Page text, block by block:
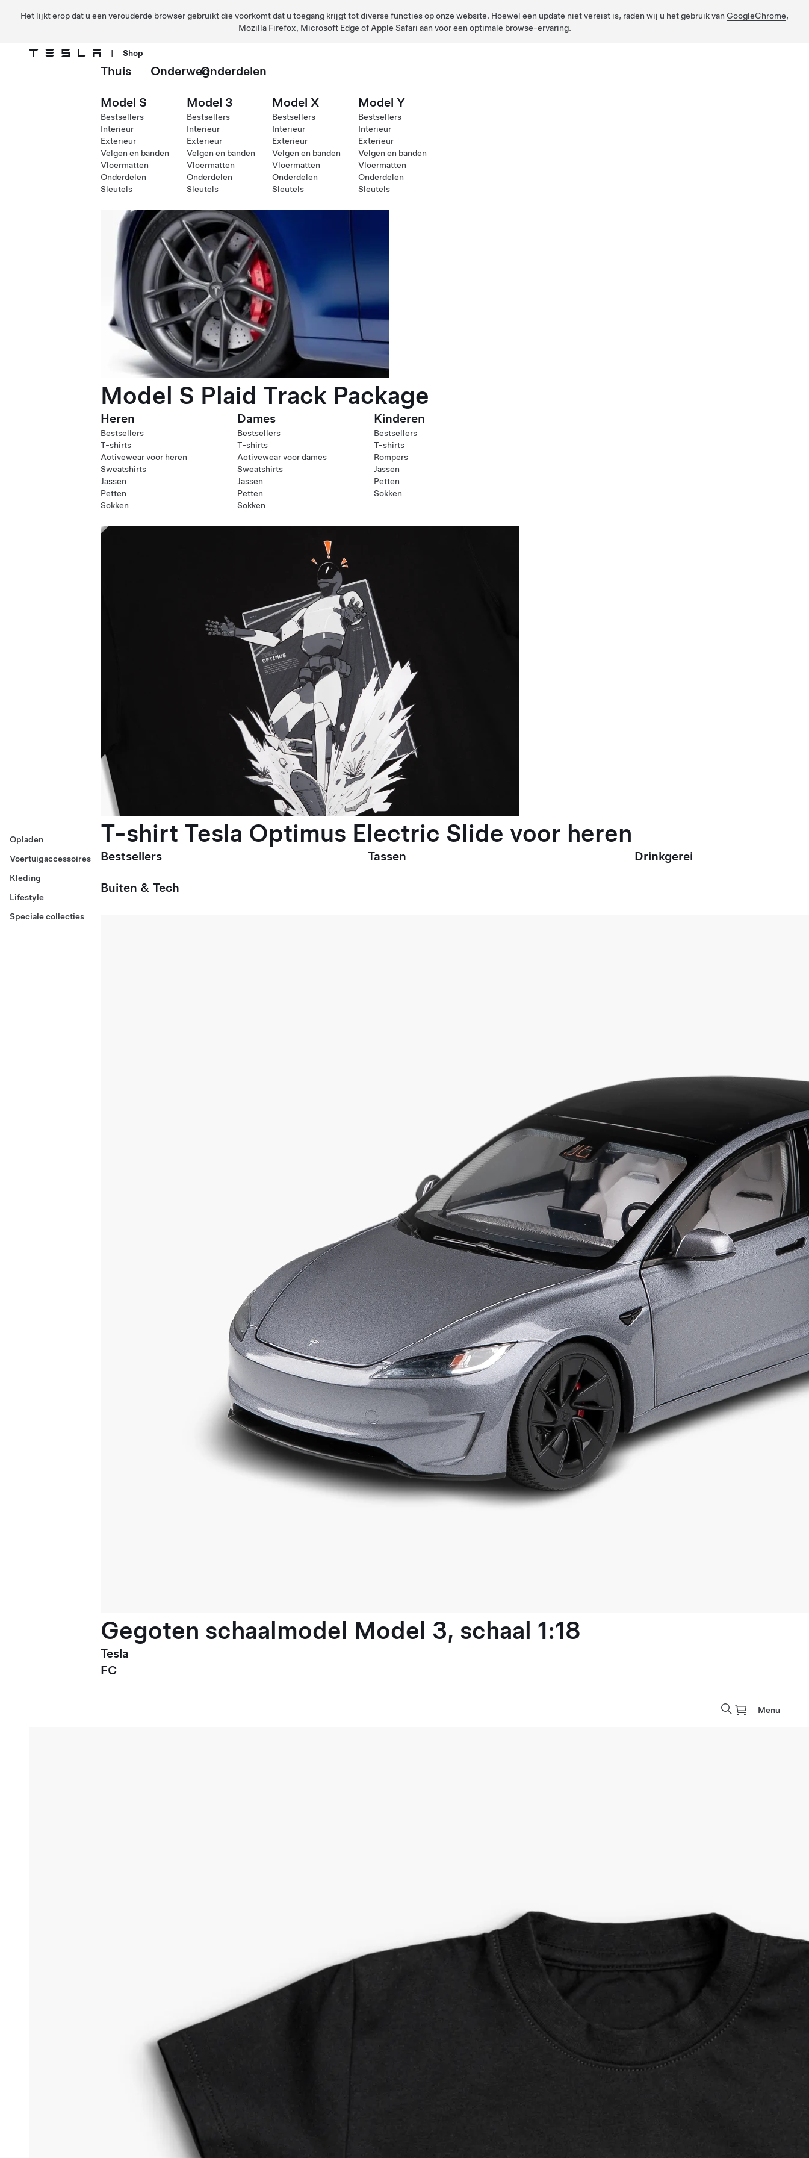
Het lijkt erop dat u een verouderde browser gebruikt die voorkomt dat u toegang krijgt tot diverse functies op onze website. Hoewel een update niet vereist is, raden wij u het gebruik van GoogleChrome,
Mozilla Firefox, Microsoft Edge of Apple Safari aan voor een optimale browse-ervaring.
| Shop
Opladen
Voertuigaccessoires
Kleding
Lifestyle
Speciale collecties
Thuis OnderwegOnderdelen
Model S
Bestsellers
Interieur
Exterieur
Velgen en banden
Vloermatten
Onderdelen
Sleutels
Model 3
Bestsellers
Interieur
Exterieur
Velgen en banden
Vloermatten
Onderdelen
Sleutels
Model X
Bestsellers
Interieur
Exterieur
Velgen en banden
Vloermatten
Onderdelen
Sleutels
Model Y
Bestsellers
Interieur
Exterieur
Velgen en banden
Vloermatten
Onderdelen
Sleutels
Model S Plaid Track Package
Heren
Bestsellers
T-shirts
Activewear voor heren
Sweatshirts
Jassen
Petten
Sokken
Dames
Bestsellers
T-shirts
Activewear voor dames
Sweatshirts
Jassen
Petten
Sokken
Kinderen
Bestsellers
T-shirts
Rompers
Jassen
Petten
Sokken
T-shirt Tesla Optimus Electric Slide voor heren
Bestsellers Tassen Drinkgerei
Buiten & Tech
Gegoten schaalmodel Model 3, schaal 1:18
Tesla
FC
Menu